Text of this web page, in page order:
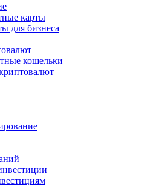
карты
для бизнеса
кошельки